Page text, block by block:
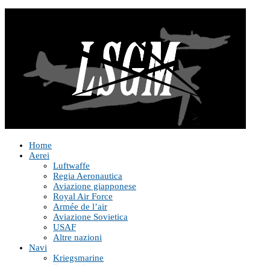
Home
Aerei
Luftwaffe
Regia Aeronautica
Aviazione giapponese
Royal Air Force
Armée de l’air
Aviazione Sovietica
USAF
Altre nazioni
Navi
Kriegsmarine